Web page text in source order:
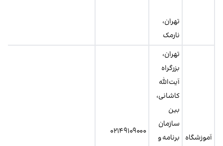
تهران،
نارمک
آموزشگاه
تهران،
بزرگراه
آیت‌الله
کاشانی،
بین
سازمان
برنامه و
۰۲۱۴۹۱۰۹۰۰۰